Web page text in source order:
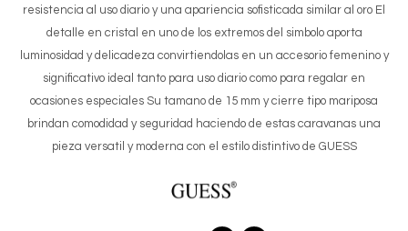
resistencia al uso diario y una apariencia sofisticada similar al oro El
detalle en cristal en uno de los extremos del simbolo aporta
luminosidad y delicadeza convirtiendolas en un accesorio femenino y
significativo ideal tanto para uso diario como para regalar en
ocasiones especiales Su tamano de 15 mm y cierre tipo mariposa
brindan comodidad y seguridad haciendo de estas caravanas una
pieza versatil y moderna con el estilo distintivo de GUESS